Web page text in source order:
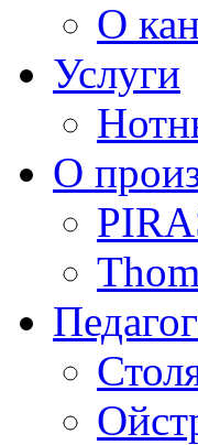
О
Услуги
О